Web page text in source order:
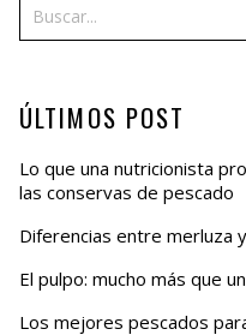
ÚLTIMOS POST
Lo que una nutricionista
las conservas de pescado
Diferencias entre merluza
El pulpo: mucho más que
Los mejores pescados